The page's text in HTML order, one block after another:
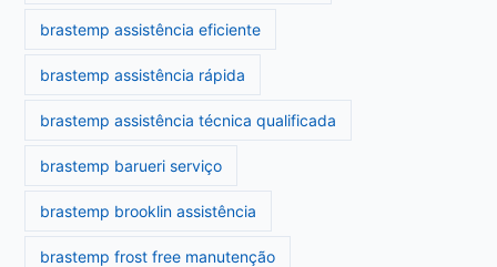
brastemp assistência eficiente
brastemp assistência rápida
brastemp assistência técnica qualificada
brastemp barueri serviço
brastemp brooklin assistência
brastemp frost free manutenção